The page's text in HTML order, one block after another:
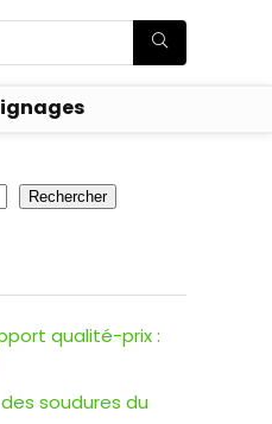
Rechercher
qualité-prix :
soudures du